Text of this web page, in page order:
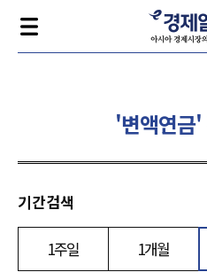
'변액연금'
기간검색
1주일 1개월